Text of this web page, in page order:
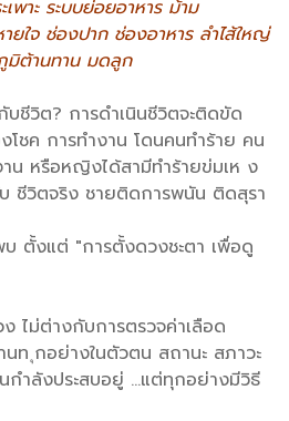
พาะ ระบบย่อยอาหาร ม้าม
ยใจ ช่องปาก ช่องอาหาร ลำไส้ใหญ่
มิต้านทาน มดลูก
ชีวิต? การดำเนินชีวิตจะติดขัด
ชค การทำงาน โดนคนทำร้าย คน
าน หรือหญิงได้สามีทำร้ายข่มเห ง
ชีวิตจริง ชายติดการพนัน ติดสุรา
ตั้งแต่ "การตั้งดวงชะตา เพื่อดู
ไม่ต่างกับการตรวจค่าเลือด
นท ุกอย่างในตัวตน สถานะ สภาวะ
ำลังประสบอยู่ ...แต่ทุกอย่างมีวิธี